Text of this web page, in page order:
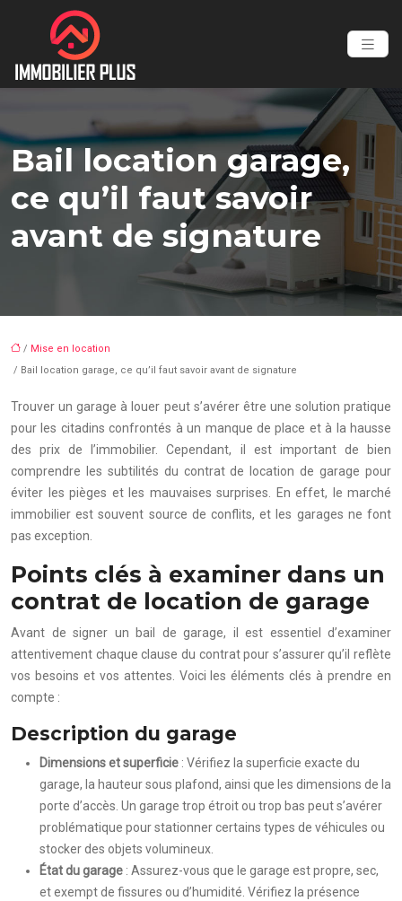
Bail location garage,
ce qu’il faut savoir
avant de signature
/ Mise en location
/ Bail location garage, ce qu’il faut savoir avant de signature
Trouver un garage à louer peut s’avérer être une solution pratique
pour les citadins confrontés à un manque de place et à la hausse
des prix de l’immobilier. Cependant, il est important de bien
comprendre les subtilités du contrat de location de garage pour
éviter les pièges et les mauvaises surprises. En effet, le marché
immobilier est souvent source de conflits, et les garages ne font
pas exception.
Points clés à examiner dans un
contrat de location de garage
Avant de signer un bail de garage, il est essentiel d’examiner
attentivement chaque clause du contrat pour s’assurer qu’il reflète
vos besoins et vos attentes. Voici les éléments clés à prendre en
compte :
Description du garage
Dimensions et superficie : Vérifiez la superficie exacte du
garage, la hauteur sous plafond, ainsi que les dimensions de la
porte d’accès. Un garage trop étroit ou trop bas peut s’avérer
problématique pour stationner certains types de véhicules ou
stocker des objets volumineux.
État du garage : Assurez-vous que le garage est propre, sec,
et exempt de fissures ou d’humidité. Vérifiez la présence